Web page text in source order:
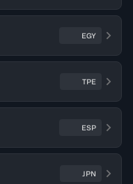
EGY
TPE
ESP
JPN